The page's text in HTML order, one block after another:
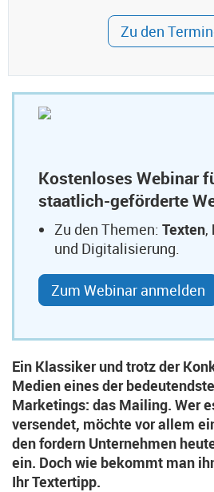
Zu den
Kostenloses Webinar
staatlich-geförderte
Zu den Themen: Texten,
und Digitalisierung.
Zum Webinar anmelden
Ein Klassiker und trotz der
Medien eines der
Marketings: das Mailing. Wer
versendet, möchte vor allem
den fordern Unternehmen
ein. Doch wie bekommt man
Ihr Textertipp.